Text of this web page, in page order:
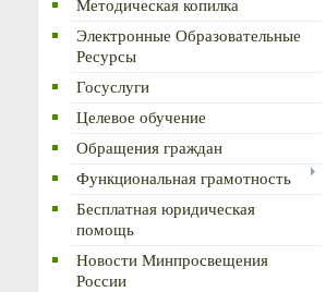
Методическая копилка
Электронные Образовательные
Ресурсы
Госуслуги
Целевое обучение
Обращения граждан
Функциональная грамотность
Бесплатная юридическая
помощь
Новости Минпросвещения
России